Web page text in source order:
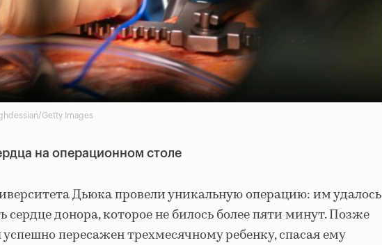
Getty Images
на операционном столе
Дьюка провели уникальную операцию: им удалось
сердце донора, которое не билось более пяти минут. Позже
успешно пересажен трехмесячному ребенку, спасая ему